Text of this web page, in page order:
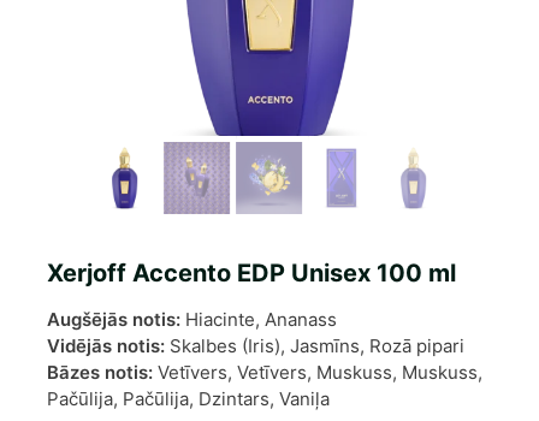
Xerjoff Accento EDP Unisex 100 ml
Augšējās notis: Hiacinte, Ananass
Vidējās notis: Skalbes (Iris), Jasmīns, Rozā pipari
Bāzes notis: Vetīvers, Vetīvers, Muskuss, Muskuss,
Pačūlija, Pačūlija, Dzintars, Vaniļa